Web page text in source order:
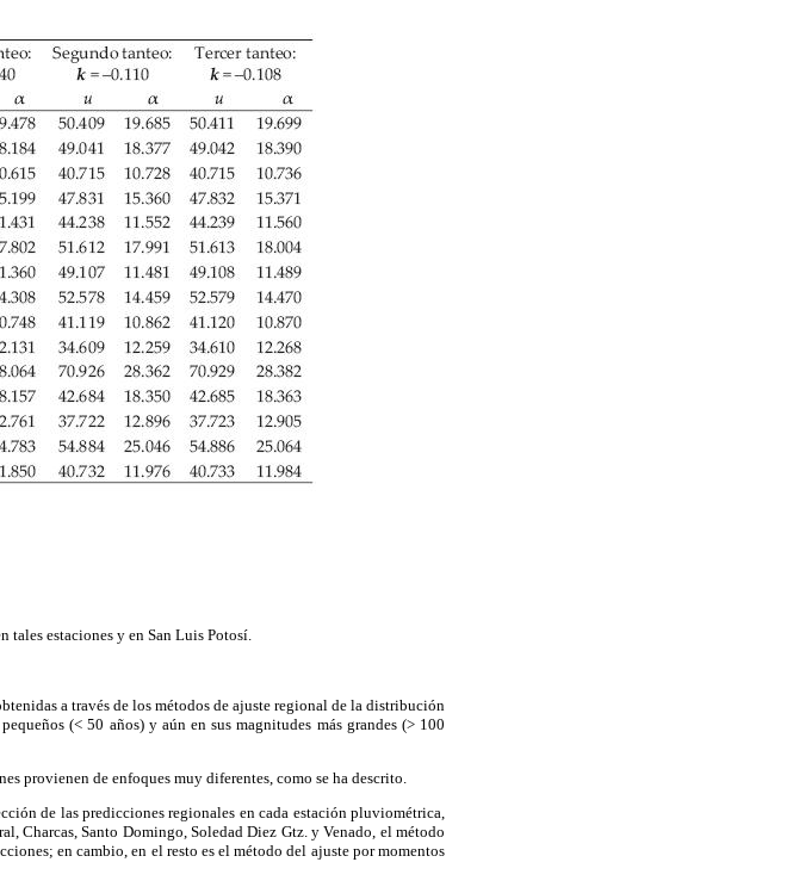
tales estaciones y en San Luis Potosí.
a través de los métodos de ajuste regional de la distribución
(< 50 años) y aún en sus magnitudes más grandes (> 100
provienen de enfoques muy diferentes, como se ha descrito.
de las predicciones regionales en cada estación pluviométrica,
Charcas, Santo Domingo, Soledad Diez Gtz. y Venado, el método
en cambio, en el resto es el método del ajuste por momentos